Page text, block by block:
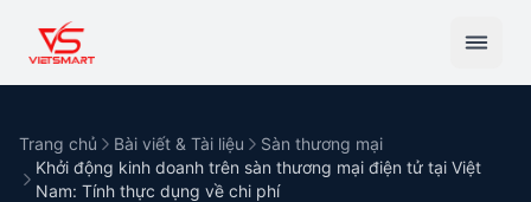
Trang chủ Bài viết & Tài liệu
Sàn thương mại
Khởi động kinh doanh trên sàn thương mại điện tử tại Việt
Nam: Tính thực dụng về chi phí